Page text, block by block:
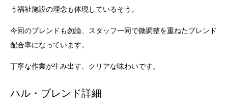
う福祉施設の理念も体現しているそう。
今回のブレンドも勿論、スタッフ一同で微調整を重ねたブレンド
配合率になっています。
丁寧な作業が生み出す、クリアな味わいです。
ハル・ブレンド詳細